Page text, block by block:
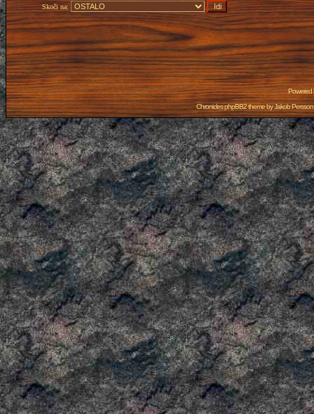
Skoči na:
Powered
Chronicles phpBB2 theme byJakob Persson